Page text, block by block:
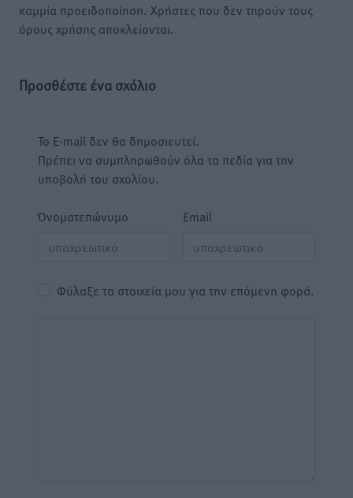
καμμία προειδοποίηση. Χρήστες που δεν τηρούν τους
όρους χρήσης αποκλείονται.
Προσθέστε ένα σχόλιο
Το E-mail δεν θα δημοσιευτεί.
Πρέπει να συμπληρωθούν όλα τα πεδία για την
υποβολή του σχολίου.
Όνοματεπώνυμο Email
Φύλαξε τα στοιχεία μου για την επόμενη φορά.